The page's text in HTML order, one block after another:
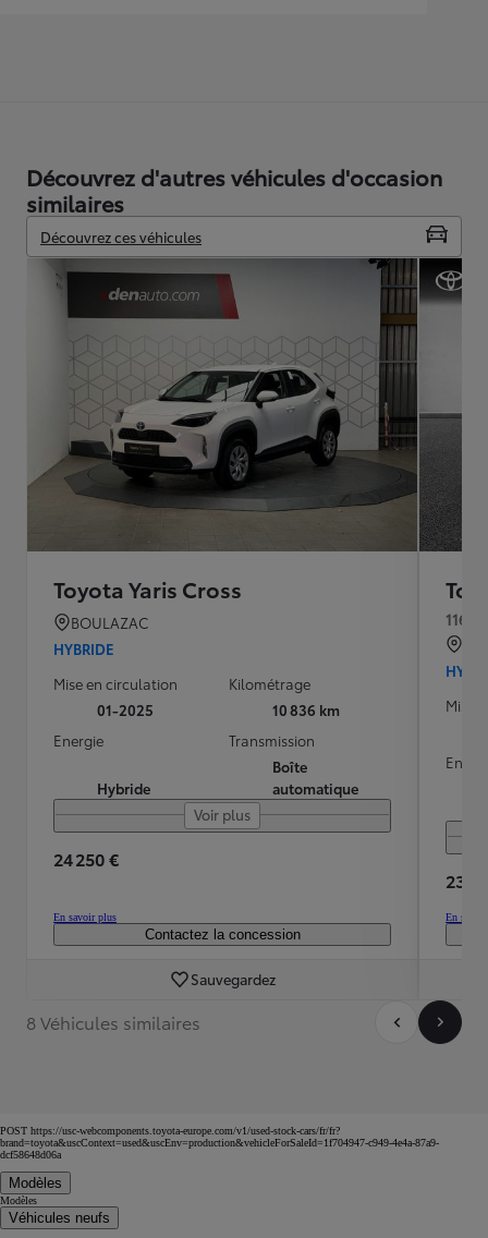
Découvrez d'autres véhicules d'occasion
similaires
Découvrez ces véhicules
Toyota Yaris Cross
BOULAZAC
HYBRIDE
Mise en circulation
01-2025
Kilométrage
10 836 km
Energie
Hybride
Transmission
Boîte
automatique
Voir plus
24 250 €
En savoir plus
Contactez la concession
Sauvegardez
116h
Mise
23
En
8 Véhicules similaires
POST https://usc-webcomponents.toyota-europe.com/v1/used-stock-cars/fr/fr?
brand=toyota&uscContext=used&uscEnv=production&vehicleForSaleId=1f704947-c949-4e4a-87a9-
dcf58648d06a
Modèles
Modèles
Véhicules neufs